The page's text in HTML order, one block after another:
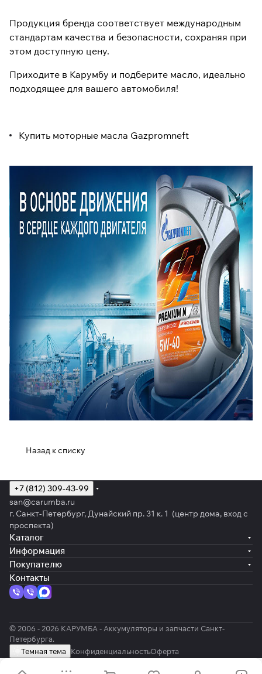
Продукция бренда соответствует международным
стандартам качества и безопасности, сохраняя при
этом доступную цену.
Приходите в Карумбу и подберите масло, идеально
подходящее для вашего автомобиля!
Купить моторные масла Gazpromneft
Назад к списку
+7 (812) 309-43-99
san@carumba.ru
г. Санкт-Петербург, Дунайский пр. 31 к. 1 (центр дома, вход с
проспекта)
Каталог
Информация
Покупателю
Контакты
© 2006 - 2026 КАРУМБА - Аккумуляторы и запчасти Санкт-
Петербурга.
Темная тема
КонфиденциальностьОферта